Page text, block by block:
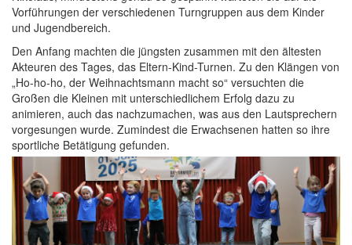
Vorführungen der verschiedenen Turngruppen aus dem Kinder
und Jugendbereich.
Den Anfang machten die jüngsten zusammen mit den ältesten
Akteuren des Tages, das Eltern-Kind-Turnen. Zu den Klängen von
„Ho-ho-ho, der Weihnachtsmann macht so“ versuchten die
Großen die Kleinen mit unterschiedlichem Erfolg dazu zu
animieren, auch das nachzumachen, was aus den Lautsprechern
vorgesungen wurde. Zumindest die Erwachsenen hatten so ihre
sportliche Betätigung gefunden.